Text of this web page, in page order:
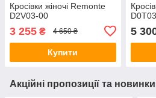
Кросівки жіночі Remonte
D2V03-00
3 255 ₴ 4 650 ₴
Купити
5
Акційні пропозиції та новинки